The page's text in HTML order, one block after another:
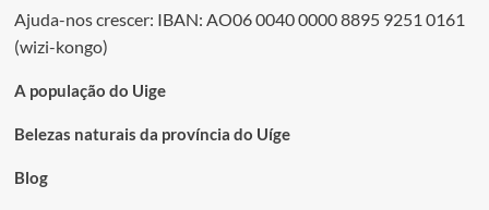
Ajuda-nos crescer: IBAN: AO06 0040 0000 8895 9251 0161
(wizi-kongo)
A população do Uige
Belezas naturais da província do Uíge
Blog